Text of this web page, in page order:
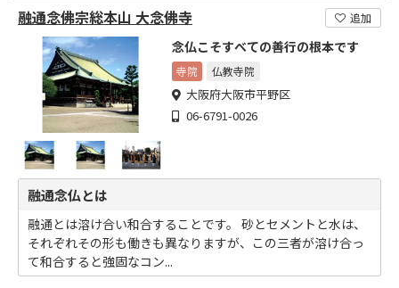
融通念佛宗総本山 大念佛寺 追加
念仏こそすべての善行の根本です
寺院 仏教寺院
大阪府大阪市平野区
06-6791-0026
融通念仏とは
融通とは溶け合い和合することです。 砂とセメントと水は、
それぞれその形も働きも異なりますが、この三者が溶け合っ
て和合すると強固なコン...